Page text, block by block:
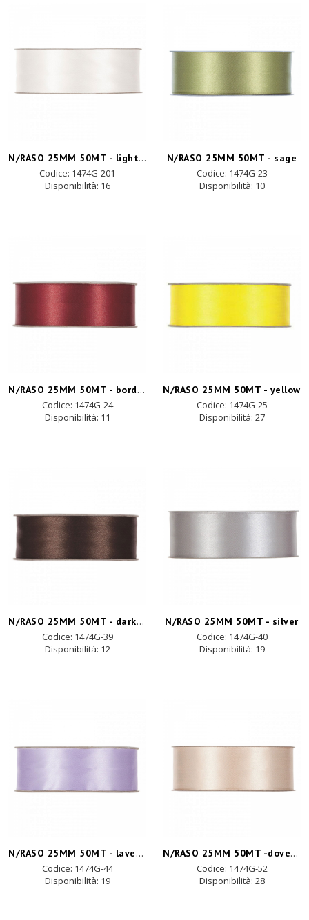
N/RASO 25MM 50MT - light cream
Codice: 1474G-201
Disponibilità: 16
N/RASO 25MM 50MT - sage
Codice: 1474G-23
Disponibilità: 10
N/RASO 25MM 50MT - bordeaux
Codice: 1474G-24
Disponibilità: 11
N/RASO 25MM 50MT - yellow
Codice: 1474G-25
Disponibilità: 27
N/RASO 25MM 50MT - dark brown
Codice: 1474G-39
Disponibilità: 12
N/RASO 25MM 50MT - silver
Codice: 1474G-40
Disponibilità: 19
N/RASO 25MM 50MT - lavender
Codice: 1474G-44
Disponibilità: 19
N/RASO 25MM 50MT -dove grey
Codice: 1474G-52
Disponibilità: 28